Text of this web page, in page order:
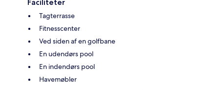
Faciliteter
Tagterrasse
Fitnesscenter
Ved siden af en golfbane
En udendørs pool
En indendørs pool
Havemøbler